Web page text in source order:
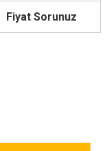
Fiyat Sorunuz